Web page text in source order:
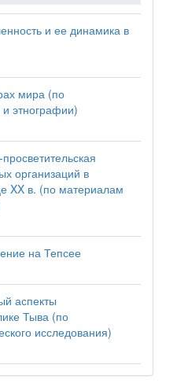
и ее динамика в
мира (по
этнографии)
организаций в
XX в. (по материалам
на Тепсее
аспекты
Тыва (по
исследования)